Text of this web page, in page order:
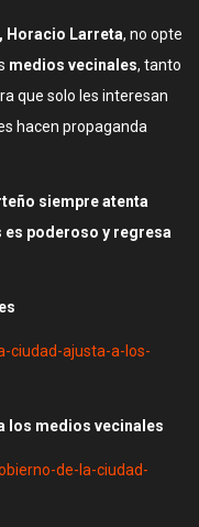
Horacio Larreta, no opte
medios vecinales, tanto
que solo les interesan
hacen propaganda
siempre atenta
es poderoso y regresa
ciudad-ajusta-a-los-
los medios vecinales
de-la-ciudad-